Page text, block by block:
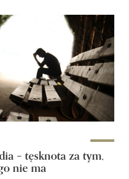
– tęsknota za tym,
nie ma